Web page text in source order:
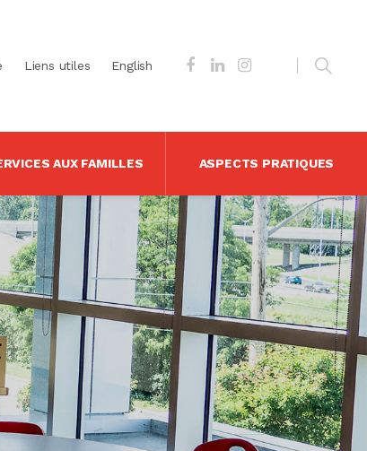
AUX FAMILLES ASPECTS PRATIQUES
Liens utiles English